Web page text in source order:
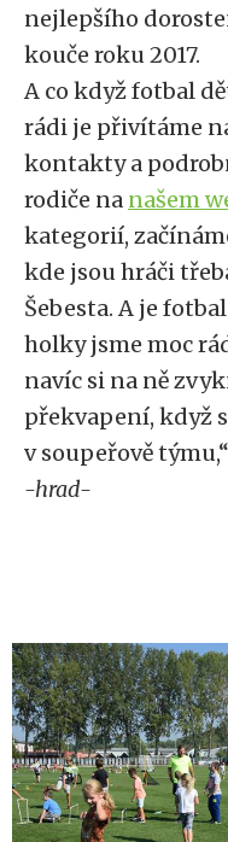
nejlepšího
kouče roku 2017.
A co když fotbal
rádi je přivítáme
kontakty a
rodiče na našem
kategorií,
kde jsou hráči
Šebesta. A je
holky jsme moc
navíc si na ně
překvapení, když
v soupeřově
-hrad-